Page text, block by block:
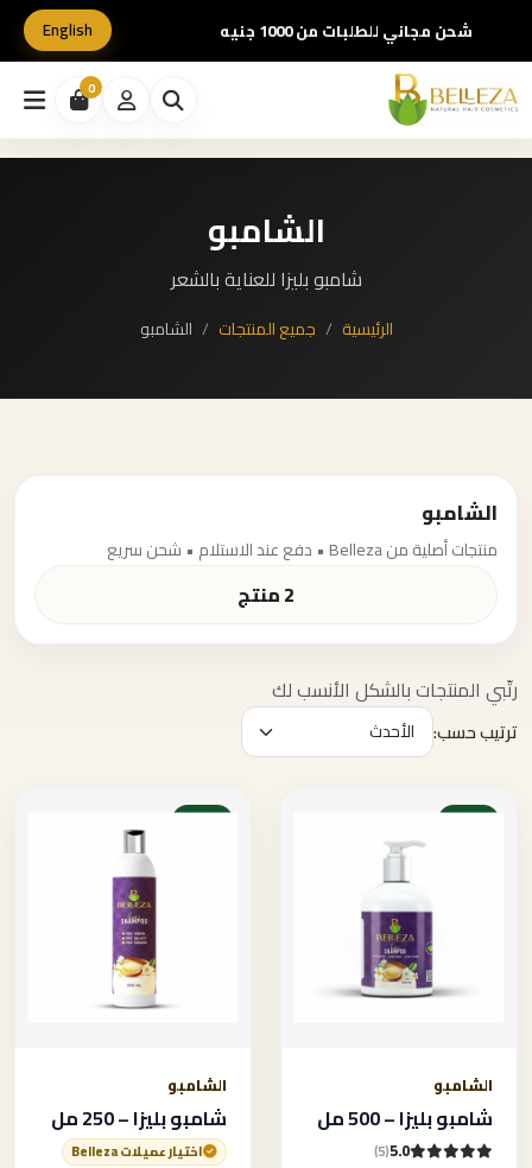
شحن مجاني للطلبات من 1000 جنيه English
0
الشامبو
شامبو بليزا للعناية بالشعر
الرئيسية جميع المنتجات الشامبو
الشامبو
منتجات أصلية من Belleza • دفع عند الاستلام • شحن سريع
2 منتج
رتّبي المنتجات بالشكل الأنسب لك
ترتيب حسب:
مميز
الشامبو
شامبو بليزا – 500 مل
5.0
(5)
مميز
الشامبو
شامبو بليزا – 250 مل
اختيار عميلات Belleza